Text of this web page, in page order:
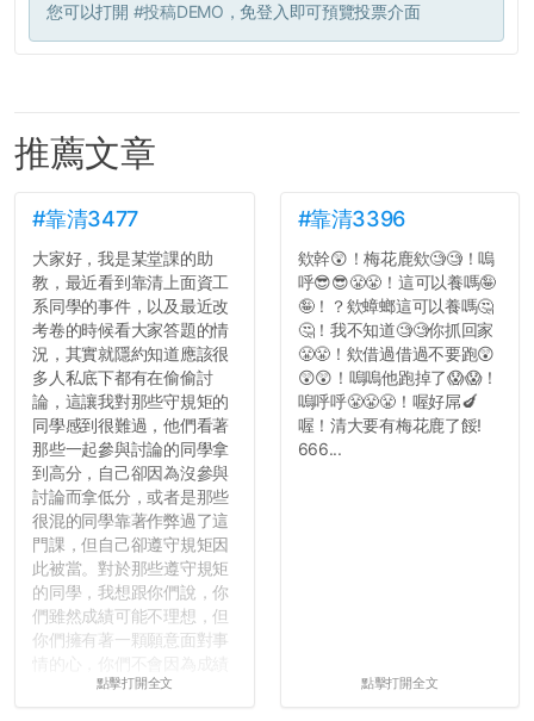
您可以打開 #投稿DEMO ，免登入即可預覽投票介面
推薦文章
#靠清3477
大家好，我是某堂課的助
教，最近看到靠清上面資工
系同學的事件，以及最近改
考卷的時候看大家答題的情
況，其實就隱約知道應該很
多人私底下都有在偷偷討
論，這讓我對那些守規矩的
同學感到很難過，他們看著
那些一起參與討論的同學拿
到高分，自己卻因為沒參與
討論而拿低分，或者是那些
很混的同學靠著作弊過了這
門課，但自己卻遵守規矩因
此被當。對於那些遵守規矩
的同學，我想跟你們說，你
們雖然成績可能不理想，但
你們擁有著一顆願意面對事
壓力而選擇逃避(作弊)，在
點擊打開全文
#靠清3396
欸幹😲！梅花鹿欸🧐🧐！嗚
呼😎😎😤😤！這可以養嗎🤪
🤪！？欸蟑螂這可以養嗎🤔
🤔！我不知道🧐🧐你抓回家
😤😤！欸借過借過不要跑😲
😲😲！嗚嗚他跑掉了😱😱！
嗚呼呼😤😤😤！喔好屌🍆
喔！清大要有梅花鹿了餒!
666...
點擊打開全文